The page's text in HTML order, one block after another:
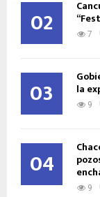
02 7
03 la
9
04
9